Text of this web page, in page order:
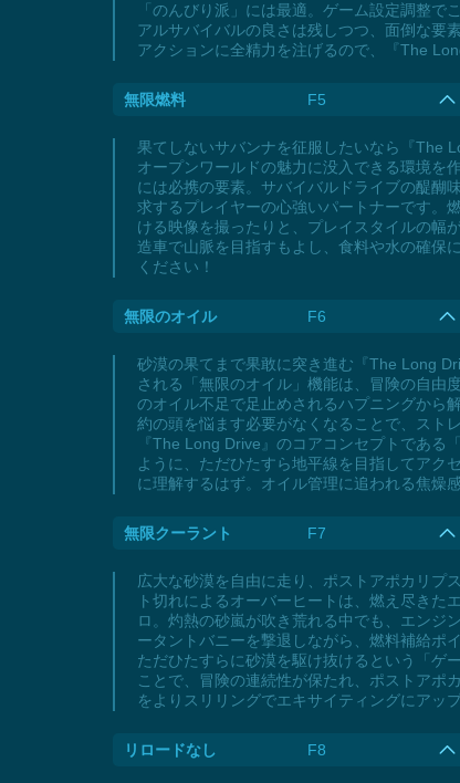
「のんびり派」には最適。ゲーム設定調整
アルサバイバルの良さは残しつつ、面倒な要
アクションに全精力を注げるので、『The
無限燃料 F5
果てしないサバンナを征服したいなら『The
オープンワールドの魅力に没入できる環境を
には必携の要素。サバイバルドライブの醍醐
求するプレイヤーの心強いパートナーです。
ける映像を撮ったりと、プレイスタイルの幅
造車で山脈を目指すもよし、食料や水の確保
ください！
無限のオイル F6
砂漠の果てまで果敢に突き進む『The Long
される「無限のオイル」機能は、冒険の自由
のオイル不足で足止めされるハプニングから
約の頭を悩ます必要がなくなることで、スト
『The Long Drive』のコアコンセプトであ
ように、ただひたすら地平線を目指してアク
に理解するはず。オイル管理に追われる焦燥
無限クーラント F7
広大な砂漠を自由に走り、ポストアポカリプ
ト切れによるオーバーヒートは、燃え尽き
ロ。灼熱の砂嵐が吹き荒れる中でも、エンジ
ータントバニーを撃退しながら、燃料補給ポ
ただひたすらに砂漠を駆け抜けるという「ゲ
ことで、冒険の連続性が保たれ、ポストアポ
をよりスリリングでエキサイティングにアッ
リロードなし F8